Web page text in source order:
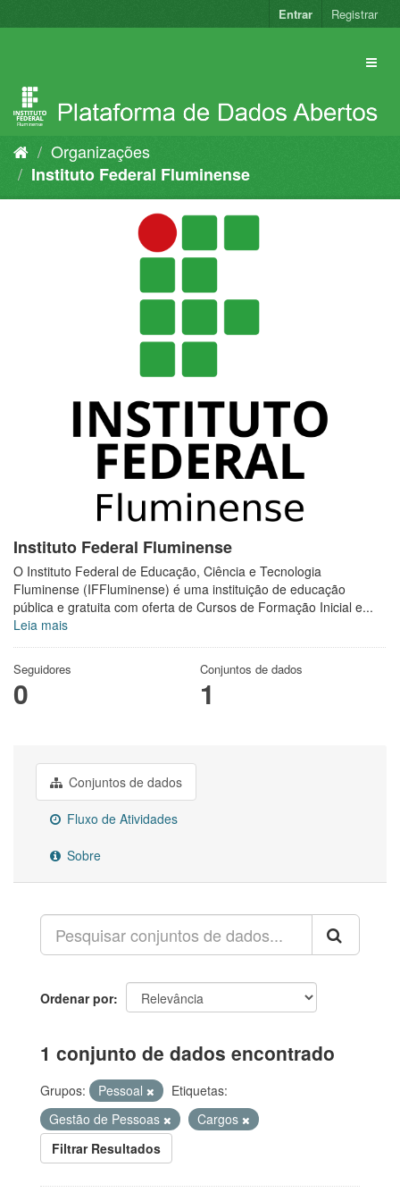
para
Entrar Registrar
Organizações
Instituto Federal Fluminense
Instituto Federal Fluminense
O Instituto Federal de Educação, Ciência e Tecnologia
Fluminense (IFFluminense) é uma instituição de educação
pública e gratuita com oferta de Cursos de Formação Inicial e...
Leia mais
Seguidores
0
Conjuntos de dados
1
Conjuntos de dados
Fluxo de Atividades
Sobre
Ordenar por
1 conjunto de dados encontrado
Grupos: Pessoal
Etiquetas:
Gestão de Pessoas
Cargos
Filtrar Resultados